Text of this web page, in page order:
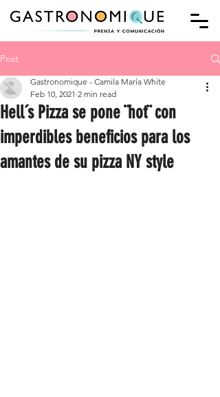
Post
Hell´s Pizza se pone ¨hot¨ con
imperdibles beneficios para los
amantes de su pizza NY style
Gastronomique - Camila María White
Feb 10, 2021 2 min read